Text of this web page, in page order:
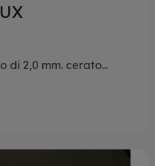
di 2,0 mm. cerato...